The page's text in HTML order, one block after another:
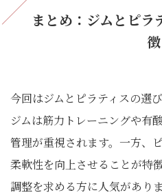
まとめ：ジムとピラ
徴
今回はジムとピラティスの選
ジムは筋力トレーニングや有
管理が重視されます。一方、
柔軟性を向上させることが特
調整を求める方に人気があり